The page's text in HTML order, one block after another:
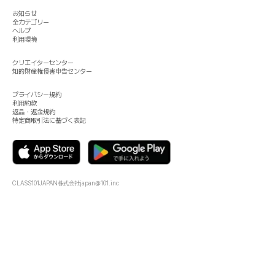
お知らせ
全カテゴリー
ヘルプ
利用環境
クリエイターセンター
知的財産権侵害申告センター
プライバシー規約
利用約款
返品・返金規約
特定商取引法に基づく表記
CLASS101JAPAN株式会社japan@101.inc